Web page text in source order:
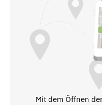
Mit dem Öffnen